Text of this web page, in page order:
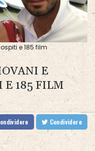
e 185 film
E
E 185 FILM
Condividere